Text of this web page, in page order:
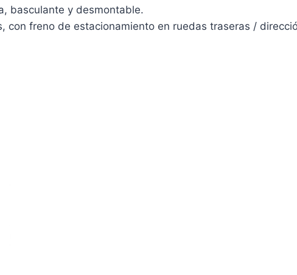
basculante y desmontable.
con freno de estacionamiento en ruedas traseras /